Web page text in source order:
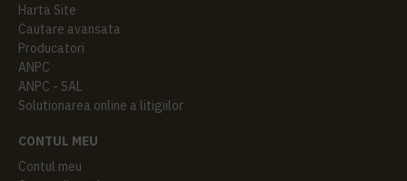
Harta Site
Cautare avansata
Producatori
ANPC
ANPC - SAL
Solutionarea online a litigiilor
CONTUL MEU
Contul meu